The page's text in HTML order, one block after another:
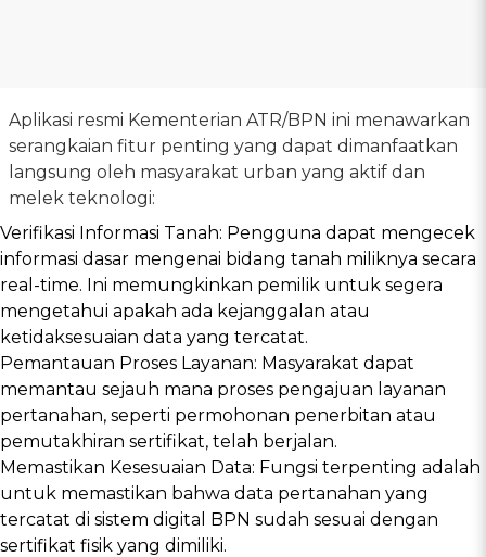
Aplikasi resmi Kementerian ATR/BPN ini menawarkan
serangkaian fitur penting yang dapat dimanfaatkan
langsung oleh masyarakat urban yang aktif dan
melek teknologi:
Verifikasi Informasi Tanah: Pengguna dapat mengecek
informasi dasar mengenai bidang tanah miliknya secara
real-time. Ini memungkinkan pemilik untuk segera
mengetahui apakah ada kejanggalan atau
ketidaksesuaian data yang tercatat.
Pemantauan Proses Layanan: Masyarakat dapat
memantau sejauh mana proses pengajuan layanan
pertanahan, seperti permohonan penerbitan atau
pemutakhiran sertifikat, telah berjalan.
Memastikan Kesesuaian Data: Fungsi terpenting adalah
untuk memastikan bahwa data pertanahan yang
tercatat di sistem digital BPN sudah sesuai dengan
sertifikat fisik yang dimiliki.